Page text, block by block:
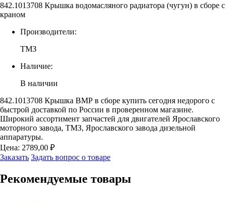
842.1013708 Крышка водомасляного радиатора (чугун) в сборе с
краном
Производители:
ТМЗ
Наличие:
В наличии
842.1013708 Крышка ВМР в сборе купить сегодня недорого с
быстрой доставкой по России в проверенном магазине.
Широкий ассортимент запчастей для двигателей Ярославского
моторного завода, ТМЗ, Ярославского завода дизельной
аппаратуры.
Цена: 2789,00 ₽
Заказать Задать вопрос о товаре
Рекомендуемые товары